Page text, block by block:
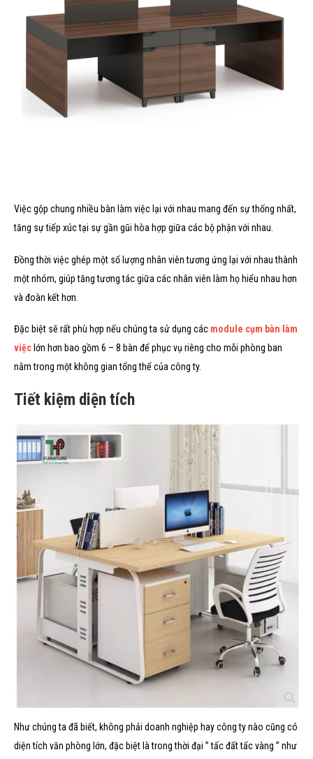
Việc gộp chung nhiều bàn làm việc lại với nhau mang đến sự thống nhất,
tăng sự tiếp xúc tại sự gần gũi hòa hợp giữa các bộ phận với nhau.
Đồng thời việc ghép một số lượng nhân viên tương ứng lại với nhau thành
một nhóm, giúp tăng tương tác giữa các nhân viên làm họ hiểu nhau hơn
và đoàn kết hơn.
Đặc biệt sẽ rất phù hợp nếu chúng ta sử dụng các module cụm bàn làm
việc lớn hơn bao gồm 6 – 8 bàn để phục vụ riêng cho mỗi phòng ban
nằm trong một không gian tổng thể của công ty.
Tiết kiệm diện tích
Như chúng ta đã biết, không phải doanh nghiệp hay công ty nào cũng có
diện tích văn phòng lớn, đặc biệt là trong thời đại ” tấc đất tấc vàng ” như